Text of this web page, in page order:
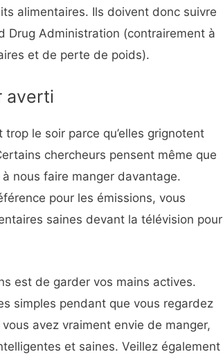
alimentaires. Ils doivent donc suivre
Drug Administration (contrairement à
et de perte de poids).
averti
le soir parce qu’elles grignotent
chercheurs pensent même que
nous faire manger davantage.
pour les émissions, vous
saines devant la télévision pour
est de garder vos mains actives.
simples pendant que vous regardez
avez vraiment envie de manger,
et saines. Veillez également